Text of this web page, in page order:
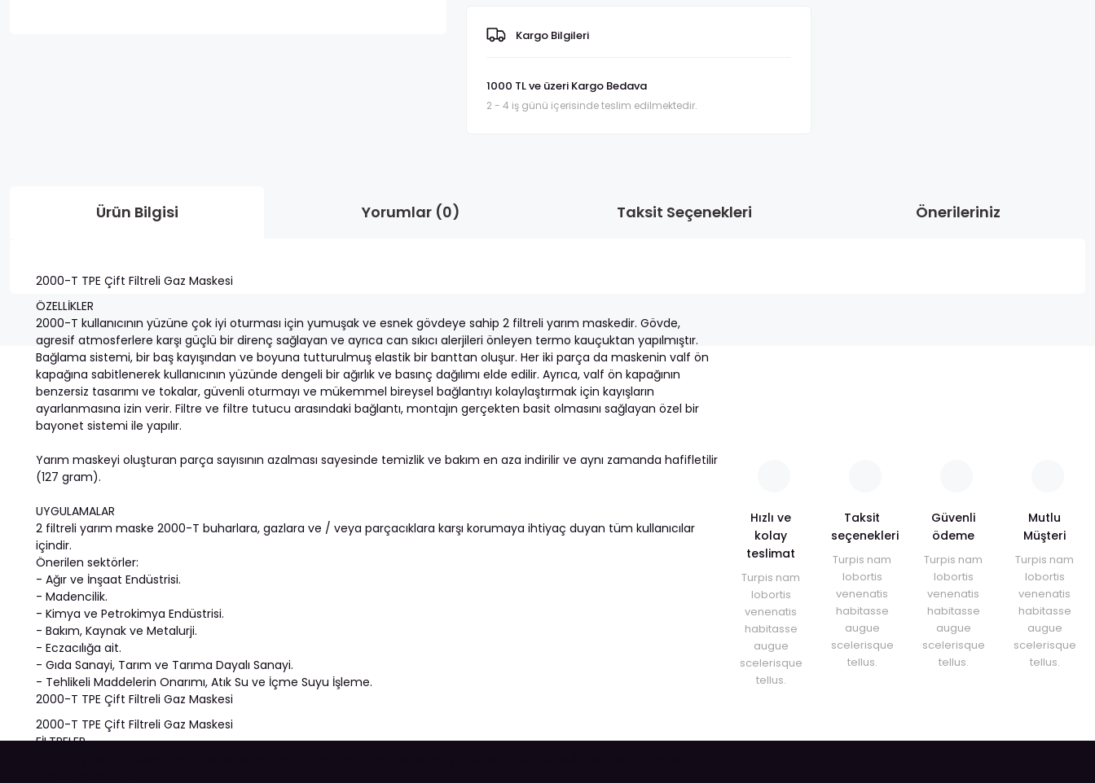
Kargo Bilgileri
1000 TL ve üzeri Kargo Bedava
2 - 4 iş günü içerisinde teslim edilmektedir.
Ürün Bilgisi Yorumlar (0) Taksit Seçenekleri Önerileriniz
2000-T TPE Çift Filtreli Gaz Maskesi
ÖZELLİKLER
2000-T kullanıcının yüzüne çok iyi oturması için yumuşak ve esnek gövdeye sahip 2 filtreli yarım maskedir. Gövde,
agresif atmosferlere karşı güçlü bir direnç sağlayan ve ayrıca can sıkıcı alerjileri önleyen termo kauçuktan yapılmıştır.
Bağlama sistemi, bir baş kayışından ve boyuna tutturulmuş elastik bir banttan oluşur. Her iki parça da maskenin valf ön
kapağına sabitlenerek kullanıcının yüzünde dengeli bir ağırlık ve basınç dağılımı elde edilir. Ayrıca, valf ön kapağının
benzersiz tasarımı ve tokalar, güvenli oturmayı ve mükemmel bireysel bağlantıyı kolaylaştırmak için kayışların
ayarlanmasına izin verir. Filtre ve filtre tutucu arasındaki bağlantı, montajın gerçekten basit olmasını sağlayan özel bir
bayonet sistemi ile yapılır.
Yarım maskeyi oluşturan parça sayısının azalması sayesinde temizlik ve bakım en aza indirilir ve aynı zamanda hafifletilir
(127 gram).
UYGULAMALAR
2 filtreli yarım maske 2000-T buharlara, gazlara ve / veya parçacıklara karşı korumaya ihtiyaç duyan tüm kullanıcılar
içindir.
Önerilen sektörler:
- Ağır ve İnşaat Endüstrisi.
- Madencilik.
- Kimya ve Petrokimya Endüstrisi.
- Bakım, Kaynak ve Metalurji.
- Eczacılığa ait.
- Gıda Sanayi, Tarım ve Tarıma Dayalı Sanayi.
- Tehlikeli Maddelerin Onarımı, Atık Su ve İçme Suyu İşleme.
2000-T TPE Çift Filtreli Gaz Maskesi
2000-T TPE Çift Filtreli Gaz Maskesi
FİLTRELER
Bu ürüne benzer farklı alternatifler olmalı.
Hızlı ve
kolay
teslimat
Turpis nam
lobortis
venenatis
habitasse
augue
scelerisque
tellus.
Taksit
seçenekleri
Turpis nam
lobortis
venenatis
habitasse
augue
scelerisque
tellus.
Güvenli
ödeme
Turpis nam
lobortis
venenatis
habitasse
augue
scelerisque
tellus.
Mutlu
Müşteri
Turpis nam
lobortis
venenatis
habitasse
augue
scelerisque
tellus.